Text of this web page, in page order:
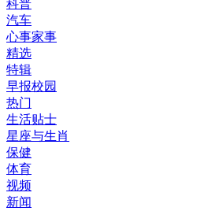
科普
汽车
心事家事
精选
特辑
早报校园
热门
生活贴士
星座与生肖
保健
体育
视频
新闻